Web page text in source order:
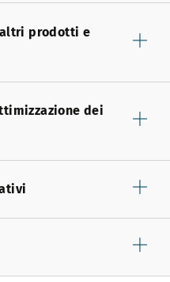
prodotti e
dei